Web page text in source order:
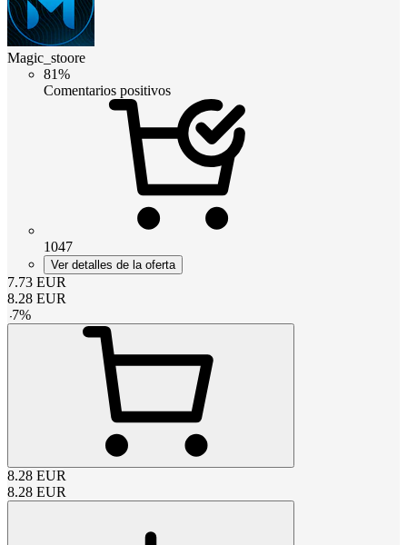
Magic_stoore
81%
Comentarios positivos
1047
Ver detalles de la oferta
7.73 EUR
8.28 EUR
-7%
8.28 EUR
8.28 EUR